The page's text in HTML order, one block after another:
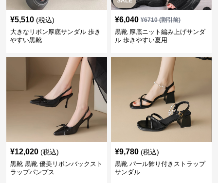
¥5,510 (税込)
大きなリボン厚底サンダル 歩き
やすい黒靴
¥6,040 ¥6710(割引前)
黒靴 厚底ニット編み上げサンダ
ル 歩きやすい夏用
¥12,020 (税込)
黒靴 黒靴 優美リボンバックスト
ラップパンプス
¥9,780 (税込)
黒靴 パール飾り付きストラップ
サンダル